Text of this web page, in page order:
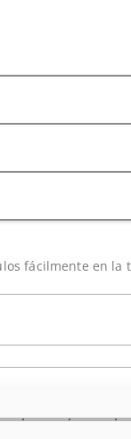
fácilmente en la